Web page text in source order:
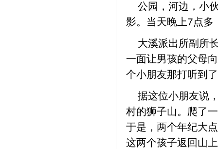
公园，河边，小
影。当天晚上7点多
大溪派出所副所
一面让男孩的父母
个小朋友那打听到
据这位小朋友说
村的狮子山。爬了
于是，两个年纪大
这两个孩子返回山